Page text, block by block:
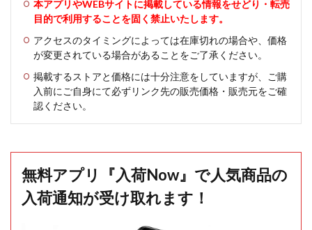
本アプリやWEBサイトに掲載している情報をせどり・転売
目的で利用することを固く禁止いたします。
アクセスのタイミングによっては在庫切れの場合や、価格
が変更されている場合があることをご了承ください。
掲載するストアと価格には十分注意をしていますが、ご購
入前にご自身にて必ずリンク先の販売価格・販売元をご確
認ください。
無料アプリ『入荷Now』で人気商品の
入荷通知が受け取れます！